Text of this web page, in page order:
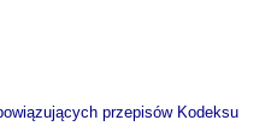
przepisów Kodeksu